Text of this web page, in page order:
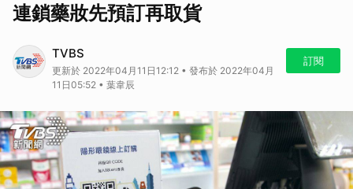
連鎖藥妝先預訂再取貨
TVBS
更新於 2022年04月11日12:12 • 發布於 2022年04月
11日05:52 • 葉韋辰
訂閱